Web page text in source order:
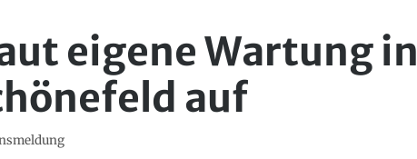
eigene Wartung in
auf